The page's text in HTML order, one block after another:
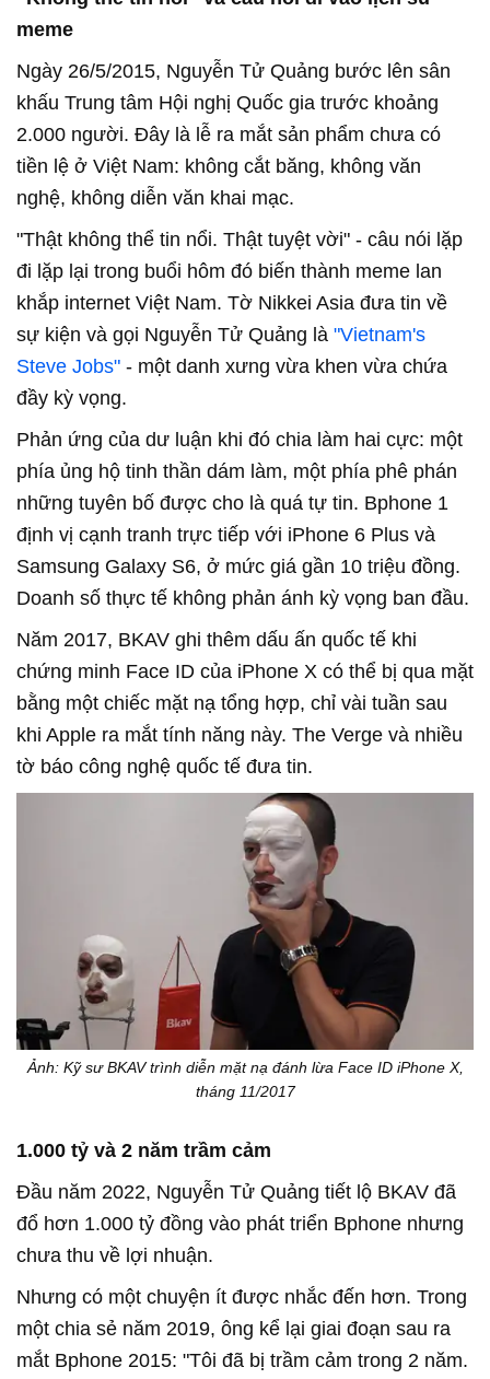
meme
Ngày 26/5/2015, Nguyễn Tử Quảng bước lên sân
khấu Trung tâm Hội nghị Quốc gia trước khoảng
2.000 người. Đây là lễ ra mắt sản phẩm chưa có
tiền lệ ở Việt Nam: không cắt băng, không văn
nghệ, không diễn văn khai mạc.
"Thật không thể tin nổi. Thật tuyệt vời" - câu nói lặp
đi lặp lại trong buổi hôm đó biến thành meme lan
khắp internet Việt Nam. Tờ Nikkei Asia đưa tin về
sự kiện và gọi Nguyễn Tử Quảng là "Vietnam's
Steve Jobs" - một danh xưng vừa khen vừa chứa
đầy kỳ vọng.
Phản ứng của dư luận khi đó chia làm hai cực: một
phía ủng hộ tinh thần dám làm, một phía phê phán
những tuyên bố được cho là quá tự tin. Bphone 1
định vị cạnh tranh trực tiếp với iPhone 6 Plus và
Samsung Galaxy S6, ở mức giá gần 10 triệu đồng.
Doanh số thực tế không phản ánh kỳ vọng ban đầu.
Năm 2017, BKAV ghi thêm dấu ấn quốc tế khi
chứng minh Face ID của iPhone X có thể bị qua mặt
bằng một chiếc mặt nạ tổng hợp, chỉ vài tuần sau
khi Apple ra mắt tính năng này. The Verge và nhiều
tờ báo công nghệ quốc tế đưa tin.
Ảnh: Kỹ sư BKAV trình diễn mặt nạ đánh lừa Face ID iPhone X,
tháng 11/2017
1.000 tỷ và 2 năm trầm cảm
Đầu năm 2022, Nguyễn Tử Quảng tiết lộ BKAV đã
đổ hơn 1.000 tỷ đồng vào phát triển Bphone nhưng
chưa thu về lợi nhuận.
Nhưng có một chuyện ít được nhắc đến hơn. Trong
một chia sẻ năm 2019, ông kể lại giai đoạn sau ra
mắt Bphone 2015: "Tôi đã bị trầm cảm trong 2 năm.